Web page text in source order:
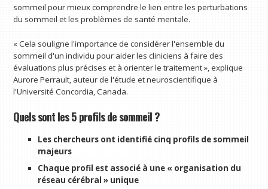
sommeil pour mieux comprendre le lien entre les perturbations
du sommeil et les problèmes de santé mentale.
« Cela souligne l'importance de considérer l'ensemble du
sommeil d'un individu pour aider les cliniciens à faire des
évaluations plus précises et à orienter le traitement », explique
Aurore Perrault, auteur de l'étude et neuroscientifique à
l'Université Concordia, Canada.
Quels sont les 5 profils de sommeil ?
Les chercheurs ont identifié cinq profils de sommeil
majeurs
Chaque profil est associé à une « organisation du
réseau cérébral » unique